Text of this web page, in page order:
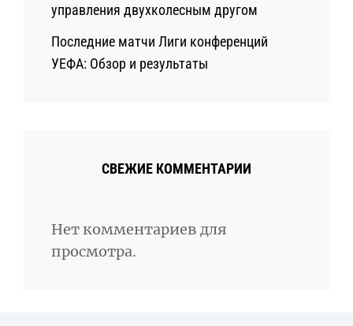
управления двухколесным другом
Последние матчи Лиги конференций
УЕФА: Обзор и результаты
СВЕЖИЕ КОММЕНТАРИИ
Нет комментариев для
просмотра.